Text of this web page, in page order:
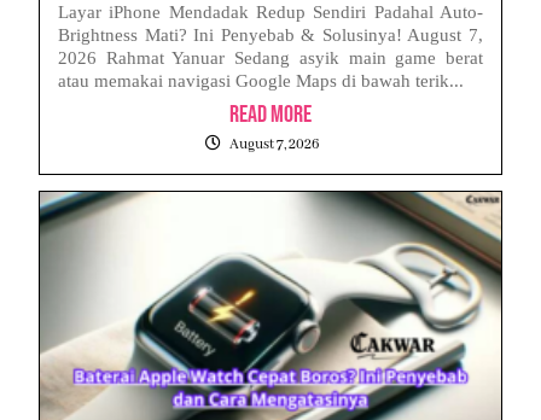
Layar iPhone Mendadak Redup Sendiri Padahal Auto-
Brightness Mati? Ini Penyebab & Solusinya! August 7,
2026 Rahmat Yanuar Sedang asyik main game berat
atau memakai navigasi Google Maps di bawah terik...
Read More
August 7, 2026